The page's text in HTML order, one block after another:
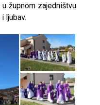
župnom zajedništvu
ljubav.